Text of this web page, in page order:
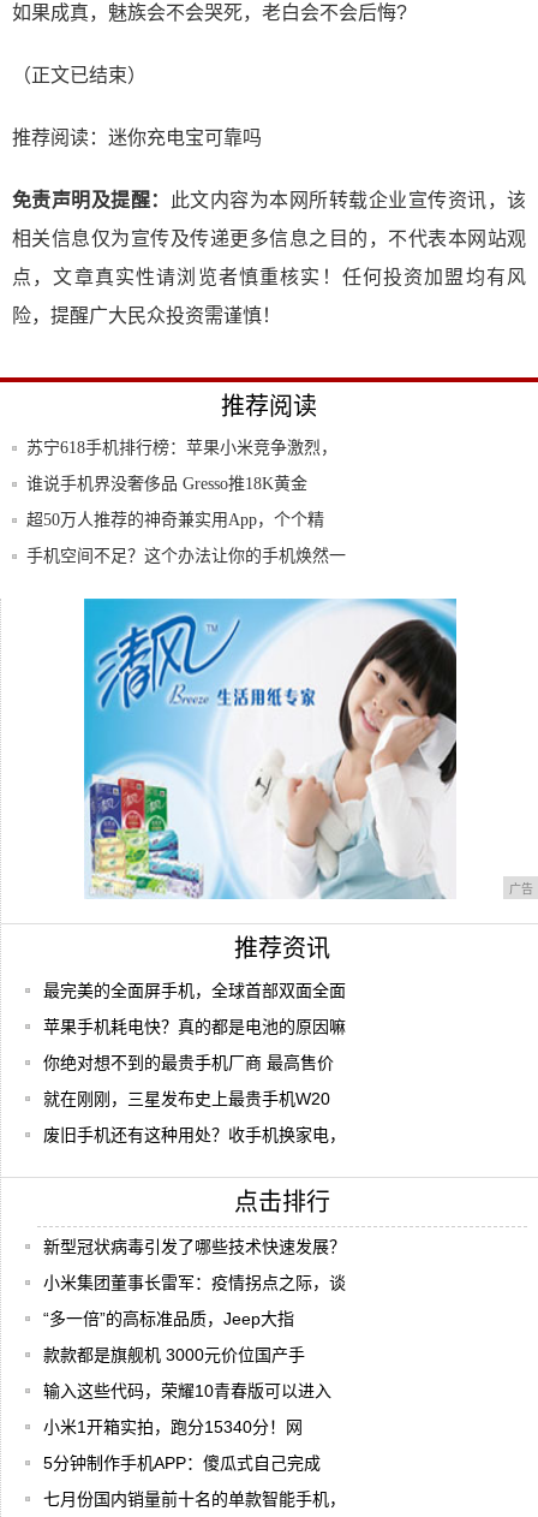
如果成真，魅族会不会哭死，老白会不会后悔?
（正文已结束）
推荐阅读： 迷你充电宝可靠吗
免责声明及提醒：
此文内容为本网所转载企业宣传资讯，该
相关信息仅为宣传及传递更多信息之目的，不代表本网站观
点，文章真实性请浏览者慎重核实！任何投资加盟均有风
险，提醒广大民众投资需谨慎！
推荐阅读
苏宁618手机排行榜：苹果小米竞争激烈，
黑马
谁说手机界没奢侈品 Gresso推18K黄金
超50万人推荐的神奇兼实用App，个个精
品，
手机空间不足？这个办法让你的手机焕然一
魅族太良心，骁龙855Plus+4800万+
广告
推荐资讯
最完美的全面屏手机，全球首部双面全面
苹果手机耗电快？真的都是电池的原因嘛
你绝对想不到的最贵手机厂商 最高售价
就在刚刚，三星发布史上最贵手机W20
废旧手机还有这种用处？收手机换家电，
点击排行
新型冠状病毒引发了哪些技术快速发展？
小米集团董事长雷军：疫情拐点之际，谈
“多一倍”的高标准品质，Jeep大指
款款都是旗舰机 3000元价位国产手
输入这些代码，荣耀10青春版可以进入
小米1开箱实拍，跑分15340分！网
5分钟制作手机APP：傻瓜式自己完成
七月份国内销量前十名的单款智能手机，